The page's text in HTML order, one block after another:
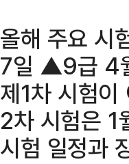
올해 주요 시
7일 ▲9급 4
제1차 시험이
2차 시험은
시험 일정과